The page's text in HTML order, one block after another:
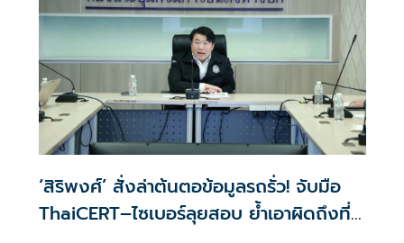
‘สิริพงศ์’ สั่งล่าต้นตอข้อมูลรถรั่ว! จับมือ
ThaiCERT–ไซเบอร์ลุยสอบ ย้ำเอาผิดถึงที่